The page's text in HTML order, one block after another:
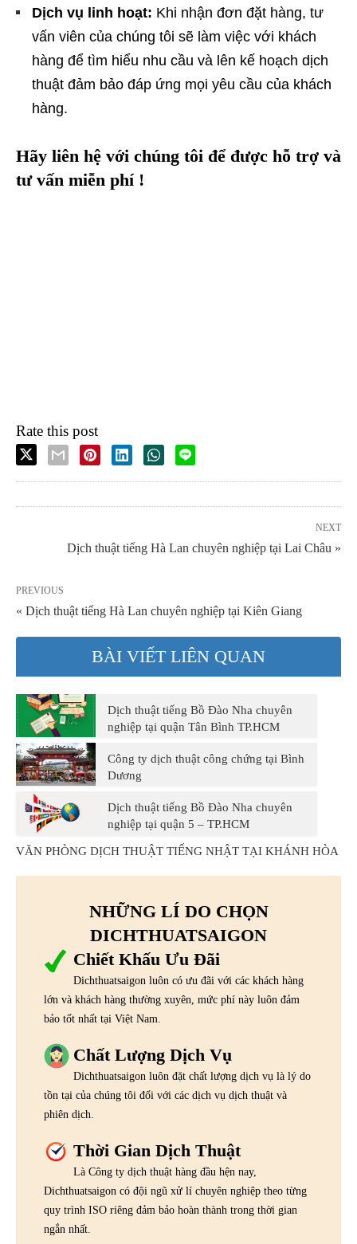
Dịch vụ linh hoạt: Khi nhận đơn đặt hàng, tư
vấn viên của chúng tôi sẽ làm việc với khách
hàng để tìm hiểu nhu cầu và lên kế hoạch dịch
thuật đảm bảo đáp ứng mọi yêu cầu của khách
hàng.
Hãy liên hệ với chúng tôi để được hỗ trợ và
tư vấn miễn phí !
Rate this post
NEXT
Dịch thuật tiếng Hà Lan chuyên nghiệp tại Lai Châu »
PREVIOUS
« Dịch thuật tiếng Hà Lan chuyên nghiệp tại Kiên Giang
BÀI VIẾT LIÊN QUAN
Dịch thuật tiếng Bồ Đào Nha chuyên
nghiệp tại quận Tân Bình TP.HCM
Công ty dịch thuật công chứng tại Bình
Dương
Dịch thuật tiếng Bồ Đào Nha chuyên
nghiệp tại quận 5 – TP.HCM
VĂN PHÒNG DỊCH THUẬT TIẾNG NHẬT TẠI KHÁNH HÒA
NHỮNG LÍ DO CHỌN
DICHTHUATSAIGON
Chiết Khấu Ưu Đãi
Dichthuatsaigon luôn có ưu đãi với các khách hàng
lớn và khách hàng thường xuyên, mức phí này luôn đảm
bảo tốt nhất tại Việt Nam.
Chất Lượng Dịch Vụ
Dichthuatsaigon luôn đặt chất lượng dịch vụ là lý do
tồn tại của chúng tôi đối với các dịch vụ dịch thuật và
phiên dịch.
Thời Gian Dịch Thuật
Là Công ty dịch thuật hàng đầu hện nay,
Dichthuatsaigon có đội ngũ xử lí chuyên nghiệp theo từng
quy trình ISO riêng đảm bảo hoàn thành trong thời gian
ngắn nhất.